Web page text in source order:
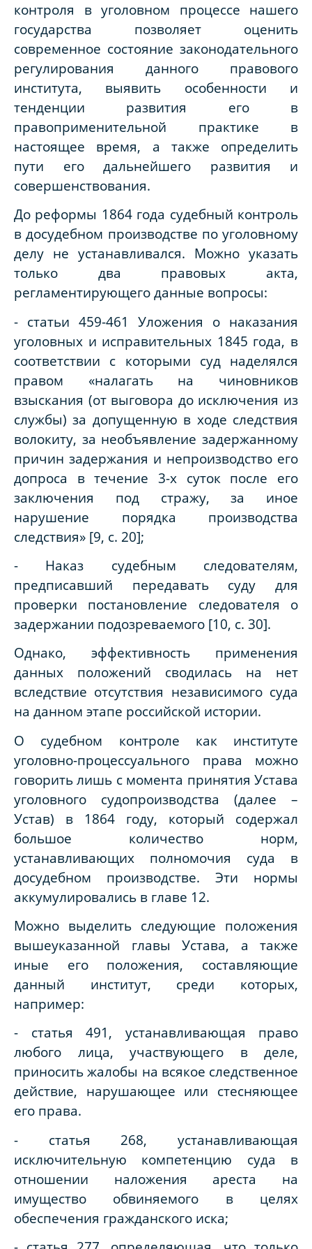
контроля в уголовном процессе нашего
государства позволяет оценить
современное состояние законодательного
регулирования данного правового
института, выявить особенности и
тенденции развития его в
правоприменительной практике в
настоящее время, а также определить
пути его дальнейшего развития и
совершенствования.
До реформы 1864 года судебный контроль
в досудебном производстве по уголовному
делу не устанавливался. Можно указать
только два правовых акта,
регламентирующего данные вопросы:
- статьи 459-461 Уложения о наказания
уголовных и исправительных 1845 года, в
соответствии с которыми суд наделялся
правом «налагать на чиновников
взыскания (от выговора до исключения из
службы) за допущенную в ходе следствия
волокиту, за необъявление задержанному
причин задержания и непроизводство его
допроса в течение 3-х суток после его
заключения под стражу, за иное
нарушение порядка производства
следствия» [9, с. 20];
- Наказ судебным следователям,
предписавший передавать суду для
проверки постановление следователя о
задержании подозреваемого [10, с. 30].
Однако, эффективность применения
данных положений сводилась на нет
вследствие отсутствия независимого суда
на данном этапе российской истории.
О судебном контроле как институте
уголовно-процессуального права можно
говорить лишь с момента принятия Устава
уголовного судопроизводства (далее –
Устав) в 1864 году, который содержал
большое количество норм,
устанавливающих полномочия суда в
досудебном производстве. Эти нормы
аккумулировались в главе 12.
Можно выделить следующие положения
вышеуказанной главы Устава, а также
иные его положения, составляющие
данный институт, среди которых,
например:
- статья 491, устанавливающая право
любого лица, участвующего в деле,
приносить жалобы на всякое следственное
действие, нарушающее или стесняющее
его права.
- статья 268, устанавливающая
исключительную компетенцию суда в
отношении наложения ареста на
имущество обвиняемого в целях
обеспечения гражданского иска;